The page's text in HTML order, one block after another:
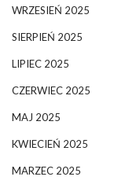
WRZESIEŃ 2025
SIERPIEŃ 2025
LIPIEC 2025
CZERWIEC 2025
MAJ 2025
KWIECIEŃ 2025
MARZEC 2025